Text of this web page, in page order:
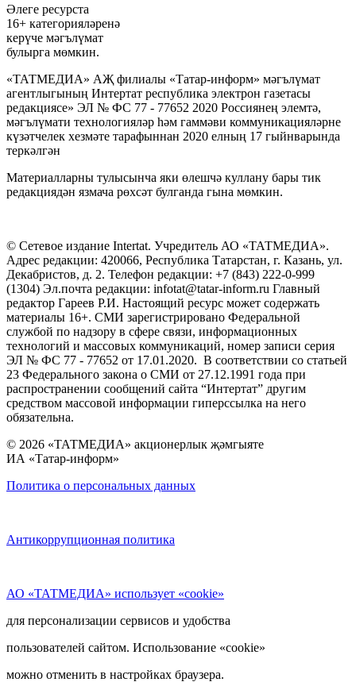
Әлеге ресурста
16+ категорияләренә
керүче мәгълүмат
булырга мөмкин.
«ТАТМЕДИА» АҖ филиалы «Татар-информ» мәгълүмат
агентлыгының Интертат республика электрон газетасы
редакциясе» ЭЛ № ФС 77 - 77652 2020 Россиянең элемтә,
мәгълүмати технологияләр һәм гаммәви коммуникацияләрне
күзәтчелек хезмәте тарафыннан 2020 елның 17 гыйнварында
теркәлгән
Материалларны тулысынча яки өлешчә куллану бары тик
редакциядән язмача рөхсәт булганда гына мөмкин.
© Сетевое издание Intertat. Учредитель АО «ТАТМЕДИА».
Адрес редакции: 420066, Республика Татарстан, г. Казань, ул.
Декабристов, д. 2. Телефон редакции: +7 (843) 222-0-999
(1304) Эл.почта редакции: infotat@tatar-inform.ru Главный
редактор Гареев Р.И. Настоящий ресурс может содержать
материалы 16+. СМИ зарегистрировано Федеральной
службой по надзору в сфере связи, информационных
технологий и массовых коммуникаций, номер записи серия
ЭЛ № ФС 77 - 77652 от 17.01.2020. В соответствии со статьей
23 Федерального закона о СМИ от 27.12.1991 года при
распространении сообщений сайта “Интертат” другим
средством массовой информации гиперссылка на него
обязательна.
© 2026 «ТАТМЕДИА» акционерлык җәмгыяте
ИА «Татар-информ»
Политика о персональных данных
Антикоррупционная политика
АО «ТАТМЕДИА» использует «cookie»
для персонализации сервисов и удобства
пользователей сайтом. Использование «cookie»
можно отменить в настройках браузера.